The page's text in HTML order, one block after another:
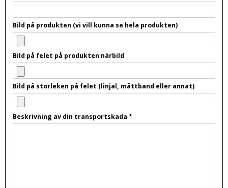
Bild på produkten (vi vill kunna se hela produkten)
Bild på felet på produkten närbild
Bild på storleken på felet (linjal, måttband eller annat)
Beskrivning av din transportskada *